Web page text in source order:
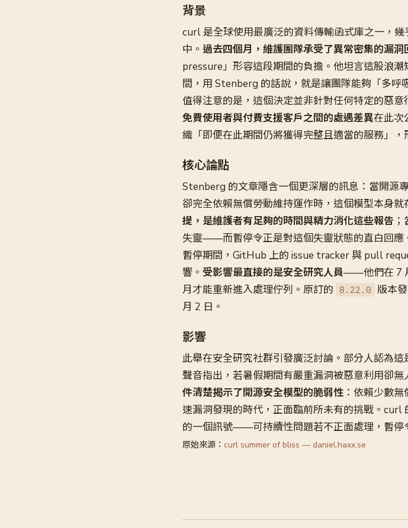
背景
curl 是全球使用最廣泛的資料傳輸函式庫之一，
中。 過去四個月，維護團隊承受了異常密集的漏洞
pressure」形容這段期間的負擔。他坦言這股浪
間，用 Stenberg 的話說，就是讓團隊能夠「多呼
值得注意的是，這個決定並非針對任何特定的惡
免費使用者與付費支援客戶之間的處遇差異在此次
織「即便在此期間仍將獲得完整且適當的服務」，
核心論點
Stenberg 的文章隱含一個更深層的訊息：當開源
卻完全依賴無償勞動維持運作時，這個模型本身就
提，是維護者有足夠的時間與精力消化這些報告
失靈——而暫停令正是對這個失靈狀態的直白回應
暫停期間，GitHub 上的 issue tracker 與 pull
響。 受影響最直接的是安全研究人員——他們在 7
月才能重新進入處理佇列。原訂的
8.22.0 版本
月 2 日。
影響
此舉在安全研究社群引發廣泛討論。部分人認為
聲音指出，若暑假期間有嚴重漏洞被惡意利用卻無
件清楚揭示了開源安全模型的脆弱性 ：依賴少數
速漏洞發現的時代，正面臨前所未有的挑戰。
的一個訊號——可持續性問題若不正面處理，暫停
原始來源： curl summer of bliss — daniel.haxx.se